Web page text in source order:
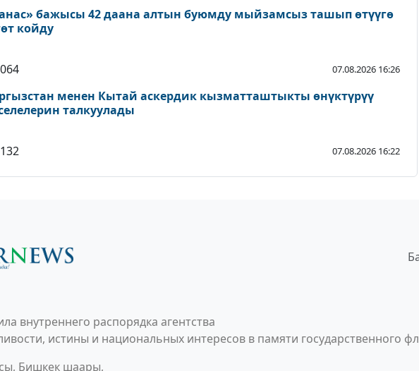
бажысы 42 даана алтын буюмду мыйзамсыз ташып өтүүгө
койду
07.08.2026 16:26
менен Кытай аскердик кызматташтыкты өнүктүрүү
талкуулады
07.08.2026 16:22
внутреннего распорядка агентства
истины и национальных интересов в памяти государственного
Бишкек шаары,